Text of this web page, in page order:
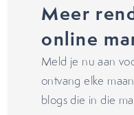
Meer
online
Meld je nu aan
ontvang elke
blogs die in die